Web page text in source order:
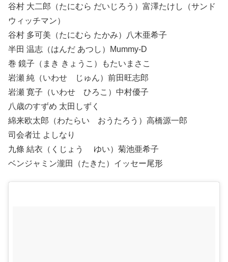
谷村 大二郎（たにむら だいじろう）富澤たけし（サンド
ウィッチマン）
谷村 多可美（たにむら たかみ）八木亜希子
半田 温志（はんだ あつし）Mummy-D
巻 鏡子（まき きょうこ）もたいまさこ
岩瀬 純（いわせ じゅん）前田旺志郎
岩瀬 寛子（いわせ ひろこ）中村優子
八歳のすずめ 太田しずく
綿来欧太郎（わたらい おうたろう）高橋源一郎
司会者辻 よしなり
九條 結衣（くじょう ゆい）菊池亜希子
ベンジャミン瀧田（たきた）イッセー尾形